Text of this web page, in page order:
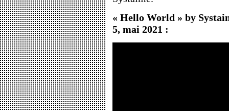
« Hello World » by
5, mai 2021 :